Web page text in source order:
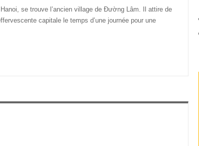
se trouve l’ancien village de Đường Lâm. Il attire de
capitale le temps d’une journée pour une